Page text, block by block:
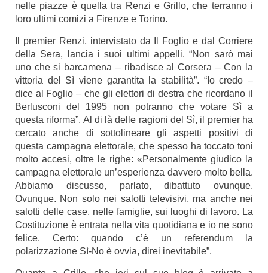
nelle piazze è quella tra Renzi e Grillo, che terranno i
loro ultimi comizi a Firenze e Torino.
Il premier Renzi, intervistato da Il Foglio e dalCorriere
della Sera, lancia i suoi ultimi appelli. “Non sarò mai
uno che si barcamena – ribadisce al Corsera – Con la
vittoria del Sì viene garantita la stabilità”. “Io credo –
dice al Foglio – che gli elettori di destra che ricordano il
Berlusconi del 1995 non potranno che votare Sì a
questa riforma”. Al di là delle ragioni del Sì, il premier ha
cercato anche di sottolineare gli aspetti positivi di
questa campagna elettorale, che spesso ha toccato toni
molto accesi, oltre le righe: «Personalmente giudico la
campagna elettorale un’esperienza davvero molto bella.
Abbiamo discusso, parlato, dibattuto ovunque.
Ovunque. Non solo nei salotti televisivi, ma anche nei
salotti delle case, nelle famiglie, sui luoghi di lavoro. La
Costituzione è entrata nella vita quotidiana e io ne sono
felice. Certo: quando c’è un referendum la
polarizzazione Sì-No è ovvia, direi inevitabile”.